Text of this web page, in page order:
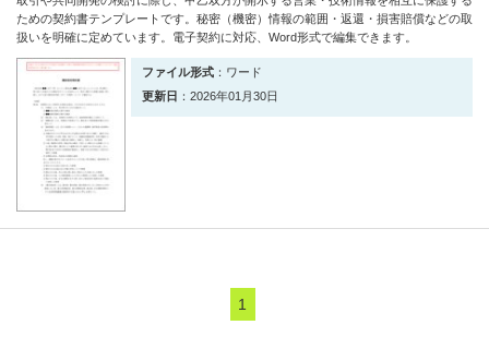
ための契約書テンプレートです。秘密（機密）情報の範囲・返還・損害賠償などの取
扱いを明確に定めています。電子契約に対応、Word形式で編集できます。
ファイル形式 ：ワード
更新日 ：2026年01月30日
1